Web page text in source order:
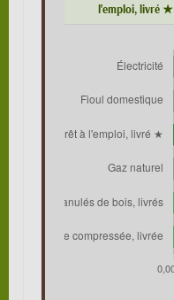
l'emploi, livré ★